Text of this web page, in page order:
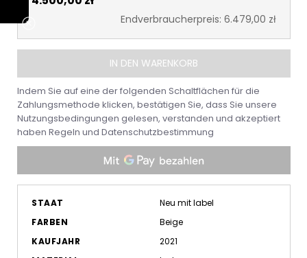
Endverbraucherpreis: 6.479,00 zł
IN DEN WARENKORB
Indem Sie auf eine der folgenden Schaltflächen für die
Zahlungsmethode klicken, bestätigen Sie, dass Sie unsere
Nutzungsbedingungen gelesen, verstanden und akzeptiert
haben Regeln und Datenschutzbestimmung
STAAT
Neu mit label
FARBEN
Beige
KAUFJAHR
2021